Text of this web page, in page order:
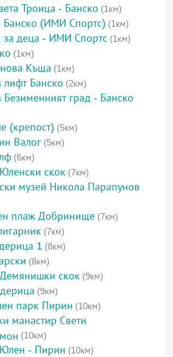
Троица - Банско (1км)
Банско (ИМИ Спортс) (1км)
за деца - ИМИ Спортс (1км)
(1км)
Къща (1км)
лифт Банско (2км)
Безименният град - Банско
(крепост) (5км)
Валог (5км)
(6км)
скок (7км)
музей Никола Парапунов
плаж Добринище (7км)
(7км)
1 (8км)
(8км)
скок (9км)
(9км)
парк Пирин (10км)
манастир Свети
(10км)
Юлен - Пирин (10км)